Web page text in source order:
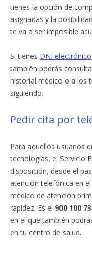
tienes la opción de
asignadas y la
te va a ser imposible
Si tienes DNI electrónico
también podrás
historial médico o a los
siguiendo.
Pedir cita por
Para aquellos usuarios
tecnologías, el Servicio
disposición, desde el
atención telefónica en
médico de atención
rapidez. Es el 900 100
en el que también
en tu centro de salud.